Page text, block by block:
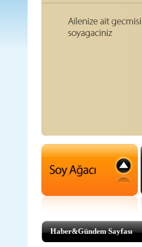
Haber&Gündem Sayfası